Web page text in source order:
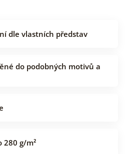
dle vlastních představ
do podobných motivů a
280 g/m²